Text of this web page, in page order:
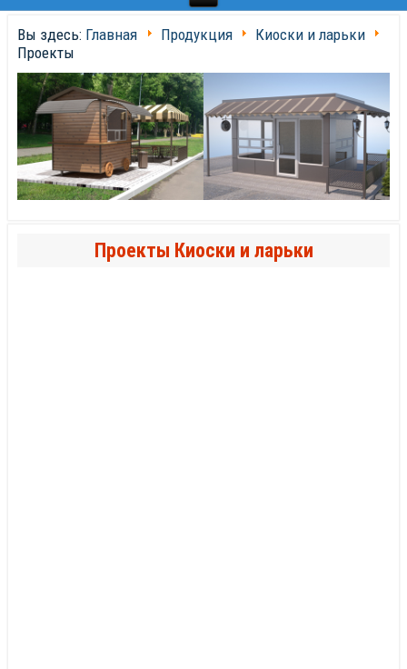
Вы здесь: Главная Продукция
Киоски и ларьки
Проекты
Проекты Киоски и ларьки